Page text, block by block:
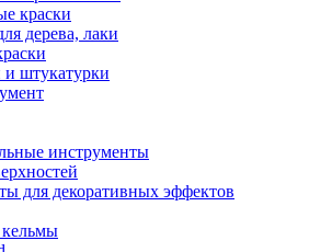
краски
дерева, лаки
штукатурки
инструменты
для декоративных эффектов